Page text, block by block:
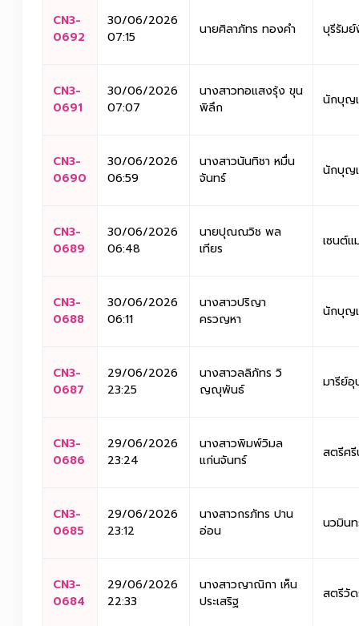
CN3-
0692
30/06/2026
07:15
นายศิลาภัทร ทองคำ บุรีรัม
CN3-
0691
30/06/2026
07:07
นางสาวทอแสงรุ้ง ขุน
พิลึก
นักบุญ
CN3-
0690
30/06/2026
06:59
นางสาวนันทิชา หมื่น
จันทร์
นักบุญ
CN3-
0689
30/06/2026
06:48
นายปุณณวิช พล
เทียร
เซนต์แ
CN3-
0688
30/06/2026
06:11
นางสาวปริญา
ครวญหา
นักบุญ
CN3-
0687
29/06/2026
23:25
นางสาวลลิภัทร วิ
ญญุพันธ์
มารีย์
CN3-
0686
29/06/2026
23:24
นางสาวพิมพ์วิมล
แก่นจันทร์
สตรีศ
CN3-
0685
29/06/2026
23:12
นางสาวกรภัทร ปาน
อ่อน
นวมิน
CN3-
0684
29/06/2026
22:33
นางสาวญาณิกา เห็น
ประเสริฐ
สตรีวั